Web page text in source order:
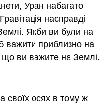
Уран набагато
насправді
Якби ви були на
важити приблизно на
що ви важите на Землі.
своїх осях в тому ж